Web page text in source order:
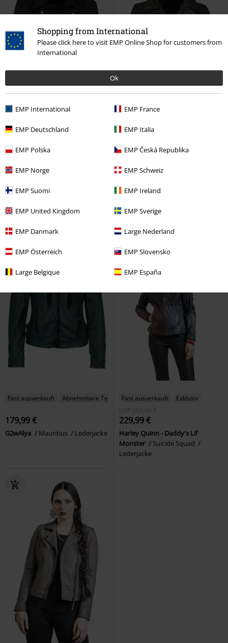
Shopping from International
Please click here to visit EMP Online Shop for customers from
International
Ok
EMP International EMP France
EMP Deutschland EMP Italia
EMP Polska EMP Česká Republika
EMP Norge EMP Schweiz
EMP Suomi EMP Ireland
EMP United Kingdom EMP Sverige
EMP Danmark Large Nederland
EMP Österreich EMP Slovensko
Large Belgique EMP España
Fast ausverkauft
179,99 €
Lederjacke
Exklusiv
Metalldetails
279,99 €
Lederjacke
Fast ausverkauft Abnehmbare Teile
179,99 €
G2wAlya Mauritius Lederjacke
Fast ausverkauft
Exklusiv
UVP
259,99 €
229,99 €
Harley Quinn - Daddy's Lil'
Monster
Suicide Squad
Lederjacke